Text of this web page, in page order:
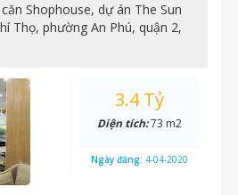
Shophouse, dự án The Sun
Thọ, phường An Phú, quận 2,
3.4 Tỷ
Diện tích:73 m2
Ngày đăng: 4-04-2020